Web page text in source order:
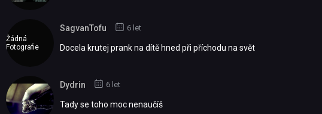
Žádná
Fotografie
SagvanTofu 6 let
Docela krutej prank na dítě hned při příchodu na svět
Dydrin 6 let
Tady se toho moc nenaučíš